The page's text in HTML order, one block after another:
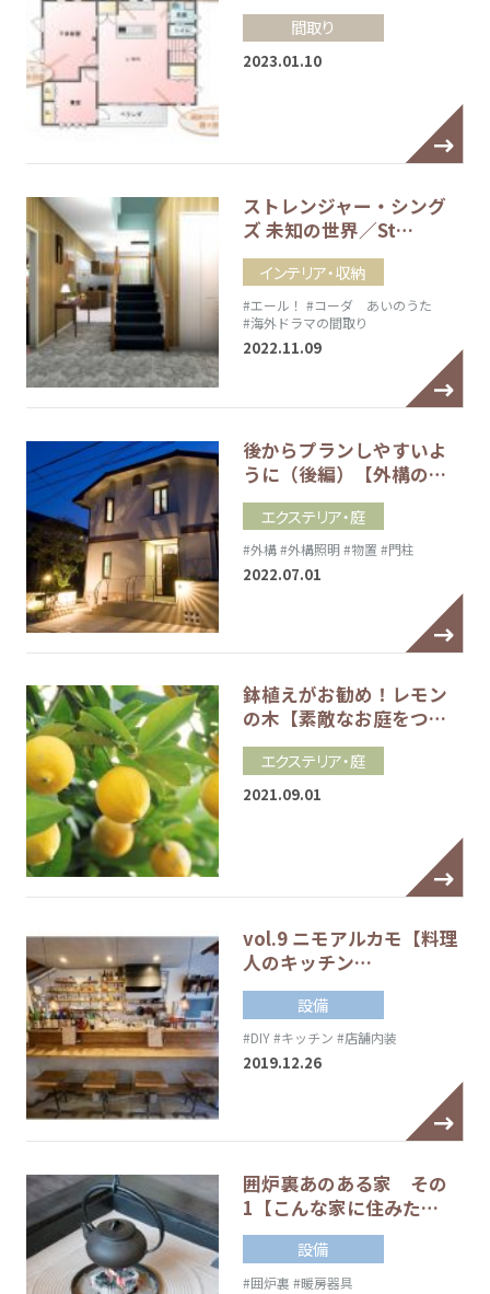
間取り
2023.01.10
ストレンジャー・シング
ズ 未知の世界／St…
インテリア・収納
#エール！ #コーダ あいのうた
#海外ドラマの間取り
2022.11.09
後からプランしやすいよ
うに（後編）【外構の…
エクステリア・庭
#外構#外構照明 #物置 #門柱
2022.07.01
鉢植えがお勧め！レモン
の木【素敵なお庭をつ…
エクステリア・庭
2021.09.01
vol.9 ニモアルカモ【料理
人のキッチン…
設備
#DIY#キッチン #店舗内装
2019.12.26
囲炉裏あのある家 その
1【こんな家に住みた…
設備
#囲炉裏 #暖房器具